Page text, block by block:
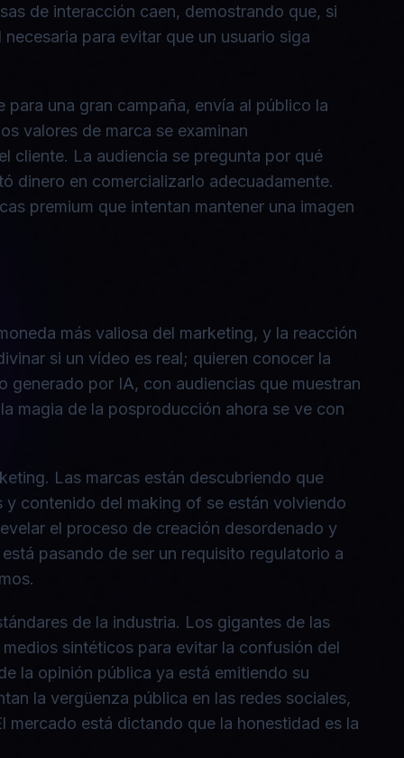
de interacción caen, demostrando que, si
para evitar que un usuario siga
una gran campaña, envía al público la
valores de marca se examinan
cliente. La audiencia se pregunta por qué
dinero en comercializarlo adecuadamente.
premium que intentan mantener una imagen
más valiosa del marketing, y la reacción
si un vídeo es real; quieren conocer la
por IA, con audiencias que muestran
magia de la posproducción ahora se ve con
Las marcas están descubriendo que
contenido del making of se están volviendo
el proceso de creación desordenado y
pasando de ser un requisito regulatorio a
de la industria. Los gigantes de las
sintéticos para evitar la confusión del
la opinión pública ya está emitiendo su
la vergüenza pública en las redes sociales,
está dictando que la honestidad es la